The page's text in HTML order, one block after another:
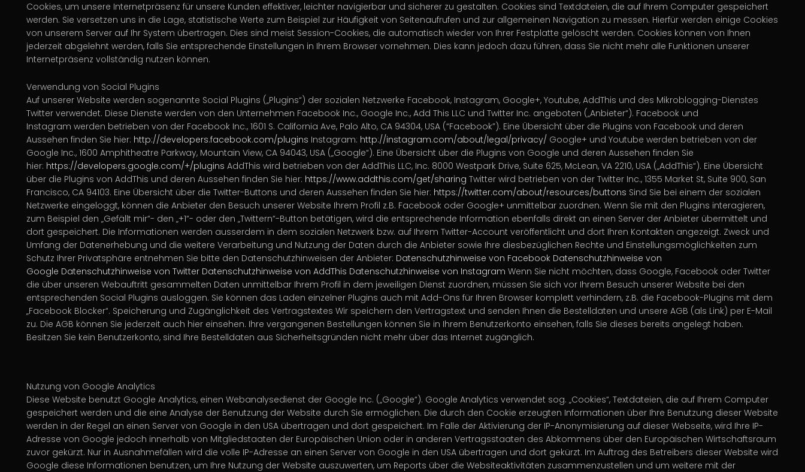
Cookies, um unsere Internetpräsenz für unsere Kunden effektiver, leichter navigierbar und sicherer zu gestalten. Cookies sind Textdateien, die auf Ihrem Computer gespeichert
werden. Sie versetzen uns in die Lage, statistische Werte zum Beispiel zur Häufigkeit von Seitenaufrufen und zur allgemeinen Navigation zu messen. Hierfür werden einige Cookies
von unserem Server auf Ihr System übertragen. Dies sind meist Session-Cookies, die automatisch wieder von Ihrer Festplatte gelöscht werden. Cookies können von Ihnen
jederzeit abgelehnt werden, falls Sie entsprechende Einstellungen in Ihrem Browser vornehmen. Dies kann jedoch dazu führen, dass Sie nicht mehr alle Funktionen unserer
Internetpräsenz vollständig nutzen können.
Verwendung von Social Plugins
Auf unserer Website werden sogenannte Social Plugins („Plugins“) der sozialen Netzwerke Facebook, Instagram, Google+, Youtube, AddThis und des Mikroblogging-Dienstes
Twitter verwendet. Diese Dienste werden von den Unternehmen Facebook Inc., Google Inc., Add This LLC und Twitter Inc. angeboten („Anbieter“). Facebook und
Instagram werden betrieben von der Facebook Inc., 1601 S. California Ave, Palo Alto, CA 94304, USA (“Facebook”). Eine Übersicht über die Plugins von Facebook und deren
Aussehen finden Sie hier: http://developers.facebook.com/plugins Instagram: http://instagram.com/about/legal/privacy/ Google+ und Youtube werden betrieben von der
Google Inc., 1600 Amphitheatre Parkway, Mountain View, CA 94043, USA („Google“). Eine Übersicht über die Plugins von Google und deren Aussehen finden Sie
hier: https://developers.google.com/+/plugins AddThis wird betrieben von der AddThis LLC, Inc. 8000 Westpark Drive, Suite 625, McLean, VA 2210, USA („AddThis“). Eine Übersicht
über die Plugins von AddThis und deren Aussehen finden Sie hier: https://www.addthis.com/get/sharing Twitterwird betrieben von der Twitter Inc., 1355 Market St, Suite 900, San
Francisco, CA 94103. Eine Übersicht über die Twitter-Buttons und deren Aussehen finden Sie hier: https://twitter.com/about/resources/buttons Sind Sie bei einem der sozialen
Netzwerke eingeloggt, können die Anbieter den Besuch unserer Website Ihrem Profil z.B. Facebook oder Google+ unmittelbar zuordnen. Wenn Sie mit den Plugins interagieren,
zum Beispiel den „Gefällt mir“- den „+1“- oder den „Twittern“-Button betätigen, wird die entsprechende Information ebenfalls direkt an einen Server der Anbieter übermittelt und
dort gespeichert. Die Informationen werden ausserdem in dem sozialen Netzwerk bzw. auf Ihrem Twitter-Account veröffentlicht und dort Ihren Kontakten angezeigt. Zweck und
Umfang der Datenerhebung und die weitere Verarbeitung und Nutzung der Daten durch die Anbieter sowie Ihre diesbezüglichen Rechte und Einstellungsmöglichkeiten zum
Schutz Ihrer Privatsphäre entnehmen Sie bitte den Datenschutzhinweisen der Anbieter: Datenschutzhinweise von Facebook Datenschutzhinweise von
Google Datenschutzhinweise von Twitter Datenschutzhinweise von AddThis Datenschutzhinweise von Instagram Wenn Sie nicht möchten, dass Google, Facebook oder Twitter
die über unseren Webauftritt gesammelten Daten unmittelbar Ihrem Profil in dem jeweiligen Dienst zuordnen, müssen Sie sich vor Ihrem Besuch unserer Website bei den
entsprechenden Social Plugins ausloggen. Sie können das Laden einzelner Plugins auch mit Add-Ons für Ihren Browser komplett verhindern, z.B. die Facebook-Plugins mit dem
„Facebook Blocker“. Speicherung und Zugänglichkeit des Vertragstextes Wir speichern den Vertragstext und senden Ihnen die Bestelldaten und unsere AGB (als Link) per E-Mail
zu. Die AGB können Sie jederzeit auch hier einsehen. Ihre vergangenen Bestellungen können Sie in Ihrem Benutzerkonto einsehen, falls Sie dieses bereits angelegt haben.
Besitzen Sie kein Benutzerkonto, sind Ihre Bestelldaten aus Sicherheitsgründen nicht mehr über das Internet zugänglich.
Nutzung von Google Analytics
Diese Website benutzt Google Analytics, einen Webanalysedienst der Google Inc. („Google“). Google Analytics verwendet sog. „Cookies“, Textdateien, die auf Ihrem Computer
gespeichert werden und die eine Analyse der Benutzung der Website durch Sie ermöglichen. Die durch den Cookie erzeugten Informationen über Ihre Benutzung dieser Website
werden in der Regel an einen Server von Google in den USA übertragen und dort gespeichert. Im Falle der Aktivierung der IP-Anonymisierung auf dieser Webseite, wird Ihre IP-
Adresse von Google jedoch innerhalb von Mitgliedstaaten der Europäischen Union oder in anderen Vertragsstaaten des Abkommens über den Europäischen Wirtschaftsraum
zuvor gekürzt. Nur in Ausnahmefällen wird die volle IP-Adresse an einen Server von Google in den USA übertragen und dort gekürzt. Im Auftrag des Betreibers dieser Website wird
Google diese Informationen benutzen, um Ihre Nutzung der Website auszuwerten, um Reports über die Websiteaktivitäten zusammenzustellen und um weitere mit der